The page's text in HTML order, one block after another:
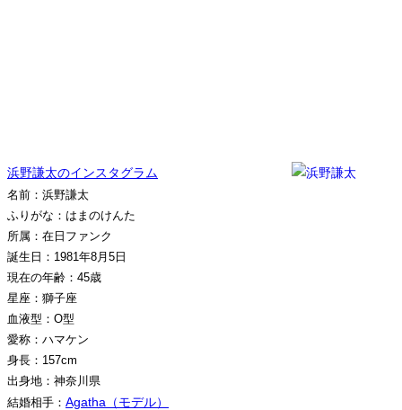
浜野謙太のインスタグラム
名前：浜野謙太
ふりがな：はまのけんた
所属：在日ファンク
誕生日：1981年8月5日
現在の年齢：45歳
星座：獅子座
血液型：O型
愛称：ハマケン
身長：157cm
出身地：神奈川県
結婚相手： Agatha（モデル）